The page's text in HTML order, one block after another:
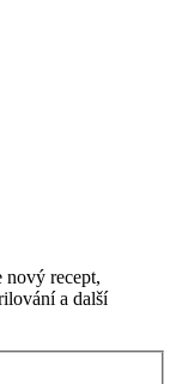
nový recept,
a další